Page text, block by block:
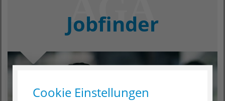
Jobfinder
Cookie Einstellungen